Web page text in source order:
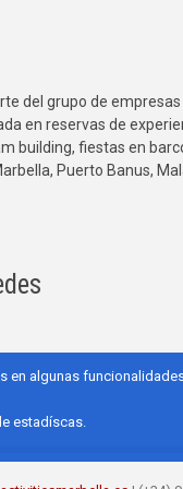
del grupo de empresas
en reservas de
building, fiestas en
Puerto Banus,
en algunas
estadíscas.